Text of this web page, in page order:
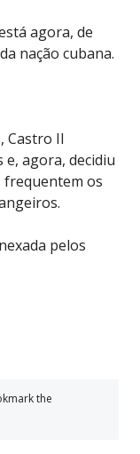
agora, de
nação cubana.
Castro II
agora, decidiu
os
pelos
the